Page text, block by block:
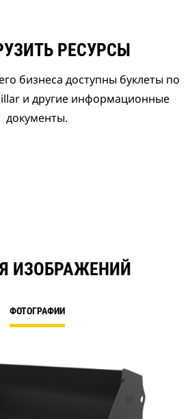
РЕСУРСЫ
бизнеса доступны буклеты по
и другие информационные
документы.
ИЗОБРАЖЕНИЙ
ФОТОГРАФИИ